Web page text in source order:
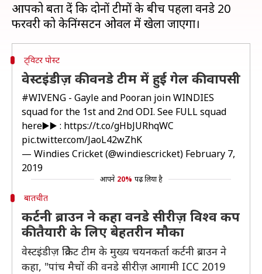
आपको बता दें कि दोनों टीमों के बीच पहला वनडे 20
ट्विटर पोस्ट
वेस्टइंडीज़ की वनडे टीम में हुई गेल की वापसी
#WIVENG - Gayle and Pooran join WINDIES
squad for the 1st and 2nd ODI. See FULL squad
here▶️▶️ : https://t.co/gHbJURhqWC
pic.twitter.com/JaoL42wZhK
— Windies Cricket (@windiescricket) February 7,
2019
आपने 20% पढ़ लिया है
बातचीत
कर्टनी ब्राउन ने कहा वनडे सीरीज़ विश्व कप
की तैयारी के लिए बेहतरीन मौका
वेस्टइंडीज़ क्रिकेट टीम के मुख्य चयनकर्ता कर्टनी ब्राउन ने
कहा, "पांच मैचों की वनडे सीरीज़ आगामी ICC 2019